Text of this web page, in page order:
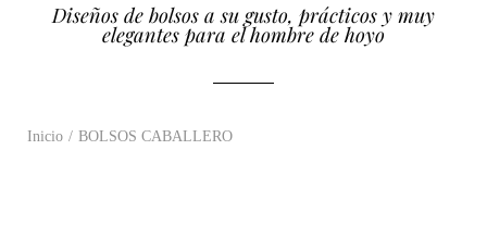
Diseños de bolsos a su gusto, prácticos y muy
elegantes para el hombre de hoyo
Inicio / BOLSOS CABALLERO